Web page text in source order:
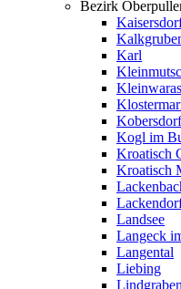
Bezirk
Karl
Kobersdorf
Kogl im
Kroatisch
Kroatisch
Landsee
Langeck
Langental
Liebing
Lindgraben